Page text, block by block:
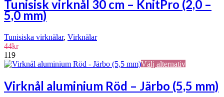
produktsidan
har
Tunisisk virknål 30 cm – KnitPro (2,0 –
5,0 mm)
Tunisiska virknålar, Virknålar
44kr
119
Välj alternativDen
produkten
har
Virknål aluminium Röd – Järbo (5,5 mm)